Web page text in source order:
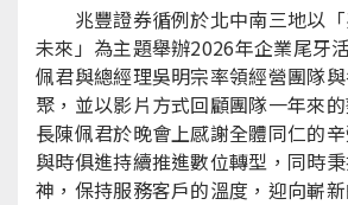
兆豐證券循例於北中南三地以「
未來」為主題舉辦2026年企業尾牙
佩君與總經理吳明宗率領經營團隊
聚，並以影片方式回顧團隊一年來
長陳佩君於晚會上感謝全體同仁的
與時俱進持續推進數位轉型，同時
神，保持服務客戶的溫度，迎向嶄新